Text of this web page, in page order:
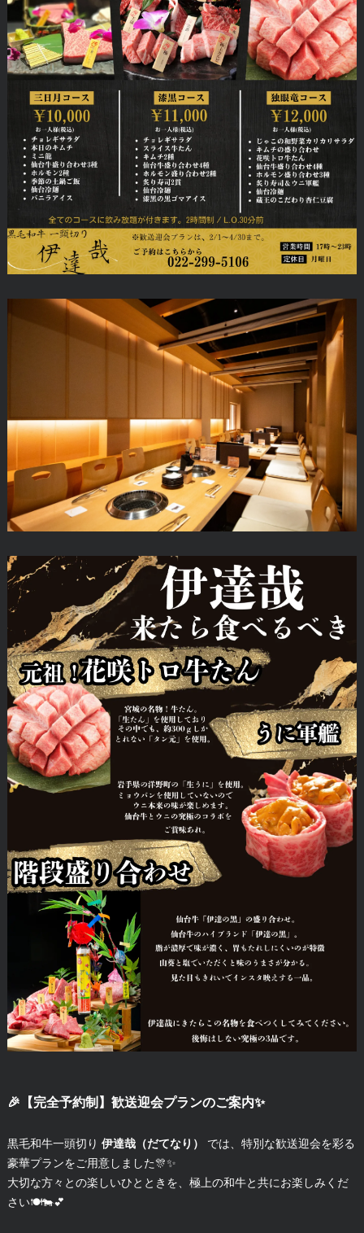
🎉【完全予約制】歓送迎会プランのご案内✨
黒毛和牛一頭切り 伊達哉（だてなり）
では、特別な歓送迎会を彩る
豪華プランをご用意しました🎊✨
大切な方々との楽しいひとときを、極上の和牛と共にお楽しみくだ
さい🍽️🐄💕